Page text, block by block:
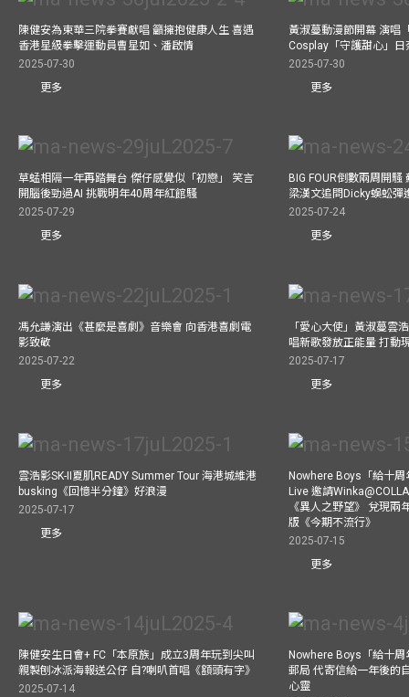
陳健安為東華三院拳賽獻唱 籲擁抱健康人生 喜遇
香港星級拳擊運動員曹星如、潘啟情
2025-07-30
更多
黃淑蔓動漫節開幕 演唱
Cosplay「守護甜心」
2025-07-30
更多
草蜢相隔一年再踏舞台 傑仔感覺似「初戀」 笑言
開腦後勁過AI 挑戰明年40周年紅館騷
2025-07-29
更多
BIG FOUR倒數兩周開
梁漢文追問Dicky蜈蚣彈
2025-07-24
更多
馮允謙演出《甚麼是喜劇》音樂會 向香港喜劇電
影致敬
2025-07-22
更多
「愛心大使」黃淑蔓雲
唱新歌發放正能量 打動
2025-07-17
更多
雲浩影SK-II夏肌READY Summer Tour 海港城維港
busking《回憶半分鐘》好浪漫
2025-07-17
更多
Nowhere Boys「給十
Live 邀請
《異人之野望》 兌現兩
版《今期不流行》
2025-07-15
更多
陳健安生日會+ FC「本原族」成立3周年玩到尖叫
親製刨冰派海報送公仔 自?喇叭首唱《額頭有字》
2025-07-14
Nowhere Boys「給十
郵局 代寄信給一年後的
心靈